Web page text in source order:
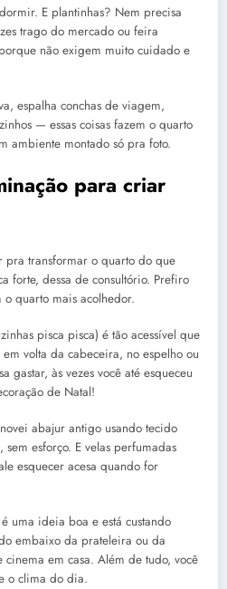
E plantinhas? Nem precisa
trago do mercado ou feira
não exigem muito cuidado e
espalha conchas de viagem,
— essas coisas fazem o quarto
ambiente montado só pra foto.
para criar
pra transformar o quarto do que
forte, dessa de consultório. Prefiro
quarto mais acolhedor.
pisca pisca) é tão acessível que
volta da cabeceira, no espelho ou
gastar, às vezes você até esqueceu
de Natal!
abajur antigo usando tecido
esforço. E velas perfumadas
esquecer acesa quando for
uma ideia boa e está custando
embaixo da prateleira ou da
em casa. Além de tudo, você
o clima do dia.